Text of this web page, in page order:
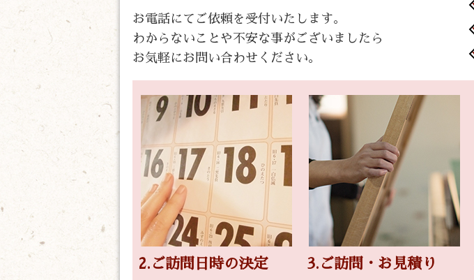
お電話にてご依頼を受付いたします。
わからないことや不安な事がございましたら
お気軽にお問い合わせください。
2.ご訪問日時の決定 3.ご訪問・お見積り